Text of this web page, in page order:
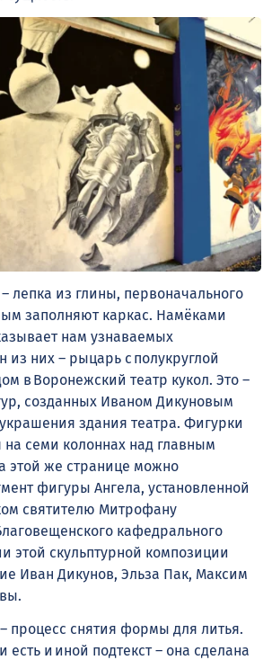
лепка из глины, первоначального
заполняют каркас. Намёками
нам узнаваемых
них – рыцарь с полукруглой
в Воронежский театр кукол. Это –
созданных Иваном Дикуновым
здания театра. Фигурки
семи колоннах над главным
этой же странице можно
фигуры Ангела, установленной
святителю Митрофану
кафедрального
этой скульптурной композиции
Иван Дикунов, Эльза Пак, Максим
процесс снятия формы для литья.
есть и иной подтекст – она сделана